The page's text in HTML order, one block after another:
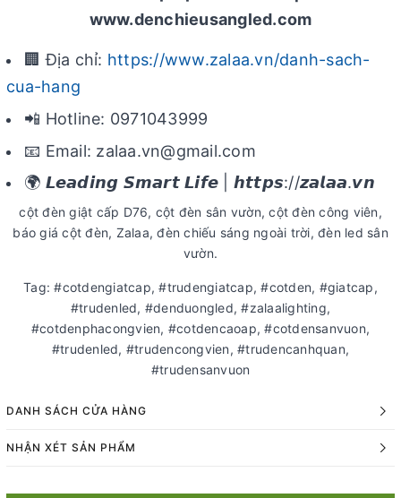
www.denchieusangled.com
🏢 Địa chỉ: https://www.zalaa.vn/danh-sach-
cua-hang
📲 Hotline: 0971043999
📧 Email: zalaa.vn@gmail.com
🌍 𝙇𝙚𝙖𝙙𝙞𝙣𝙜 𝙎𝙢𝙖𝙧𝙩 𝙇𝙞𝙛𝙚 | 𝙝𝙩𝙩𝙥𝙨://𝙯𝙖𝙡𝙖𝙖.𝙫𝙣
cột đèn giật cấp D76, cột đèn sân vườn, cột đèn công viên,
báo giá cột đèn, Zalaa, đèn chiếu sáng ngoài trời, đèn led sân
vườn.
Tag: #cotdengiatcap, #trudengiatcap, #cotden, #giatcap,
#trudenled, #denduongled, #zalaalighting,
#cotdenphacongvien, #cotdencaoap, #cotdensanvuon,
#trudenled, #trudencongvien, #trudencanhquan,
#trudensanvuon
DANH SÁCH CỬA HÀNG
NHẬN XÉT SẢN PHẨM